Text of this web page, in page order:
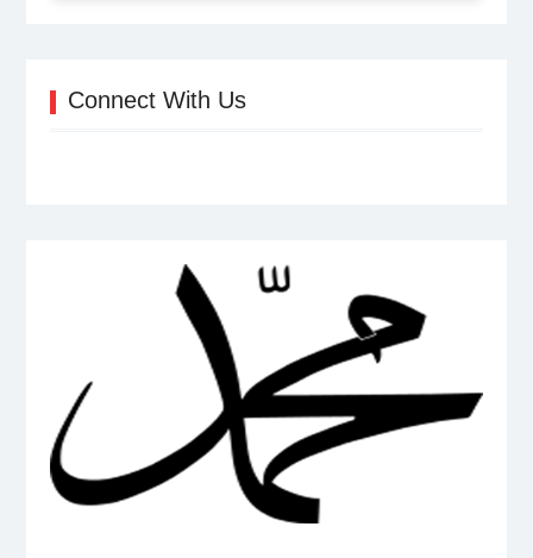
Connect With Us